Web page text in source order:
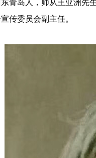
青岛人，师从王亚洲先
传委员会副主任。